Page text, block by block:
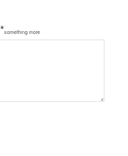
*something more